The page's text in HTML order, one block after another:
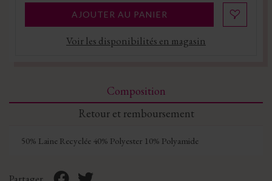
AJOUTER AU PANIER
Voir les disponibilités en magasin
Composition
Retour et remboursement
50% Laine Recyclée 40% Polyester 10% Polyamide
Partager